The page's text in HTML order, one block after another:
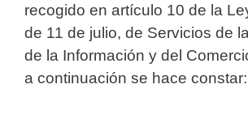
recogido en artículo 10 de la
de 11 de julio, de Servicios de
de la Información y del
a continuación se hace constar: